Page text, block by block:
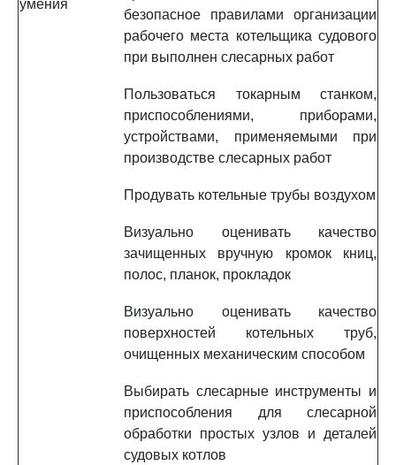
умения
безопасное правилами организации
рабочего места котельщика судового
при выполнен слесарных работ
Пользоваться токарным станком,
приспособлениями, приборами,
устройствами, применяемыми при
производстве слесарных работ
Продувать котельные трубы воздухом
Визуально оценивать качество
зачищенных вручную кромок книц,
полос, планок, прокладок
Визуально оценивать качество
поверхностей котельных труб,
очищенных механическим способом
Выбирать слесарные инструменты и
приспособления для слесарной
обработки простых узлов и деталей
судовых котлов